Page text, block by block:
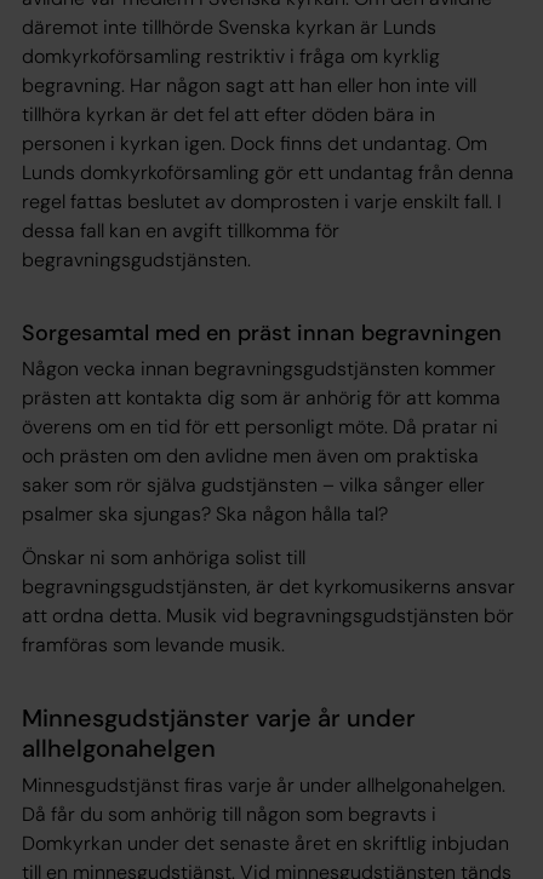
däremot inte tillhörde Svenska kyrkan är Lunds
domkyrkoförsamling restriktiv i fråga om kyrklig
begravning. Har någon sagt att han eller hon inte vill
tillhöra kyrkan är det fel att efter döden bära in
personen i kyrkan igen. Dock finns det undantag. Om
Lunds domkyrkoförsamling gör ett undantag från denna
regel fattas beslutet av domprosten i varje enskilt fall. I
dessa fall kan en avgift tillkomma för
begravningsgudstjänsten.
Sorgesamtal med en präst innan begravningen
Någon vecka innan begravningsgudstjänsten kommer
prästen att kontakta dig som är anhörig för att komma
överens om en tid för ett personligt möte. Då pratar ni
och prästen om den avlidne men även om praktiska
saker som rör själva gudstjänsten – vilka sånger eller
psalmer ska sjungas? Ska någon hålla tal?
Önskar ni som anhöriga solist till
begravningsgudstjänsten, är det kyrkomusikerns ansvar
att ordna detta. Musik vid begravningsgudstjänsten bör
framföras som levande musik.
Minnesgudstjänster varje år under
allhelgonahelgen
Minnesgudstjänst firas varje år under allhelgonahelgen.
Då får du som anhörig till någon som begravts i
Domkyrkan under det senaste året en skriftlig inbjudan
till en minnesgudstjänst. Vid minnesgudstjänsten tänds